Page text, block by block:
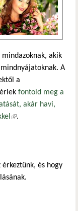
mindazoknak, akik
A
a
fontold meg a
akár havi,
(külső hivatkozás)
.
és hogy